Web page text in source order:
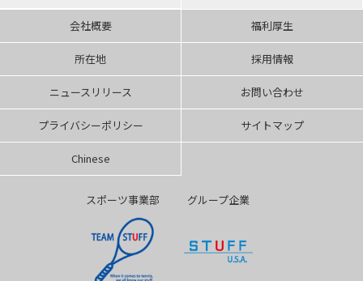
会社概要 福利厚生
所在地 採用情報
ニュースリリース お問い合わせ
プライバシーポリシー サイトマップ
Chinese
スポーツ事業部 グループ企業